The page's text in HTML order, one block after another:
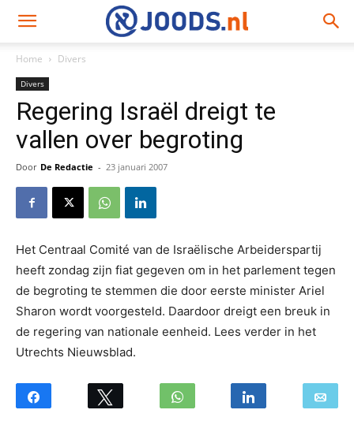
Home Divers
Divers
Regering Israël dreigt te
vallen over begroting
Door De Redactie - 23 januari 2007
Het Centraal Comité van de Israëlische Arbeiderspartij
heeft zondag zijn fiat gegeven om in het parlement tegen
de begroting te stemmen die door eerste minister Ariel
Sharon wordt voorgesteld. Daardoor dreigt een breuk in
de regering van nationale eenheid. Lees verder in het
Utrechts Nieuwsblad.